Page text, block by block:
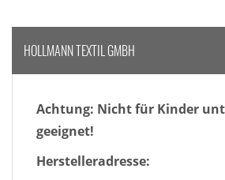
HOLLMANN TEXTIL GMBH
Achtung: Nicht für Kinder
geeignet!
Herstelleradresse: